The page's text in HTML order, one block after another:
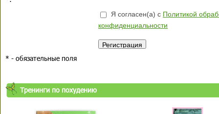
Я согласен(а) с Политикой
конфиденциальности
* - обязательные поля
Тренинги по похудению